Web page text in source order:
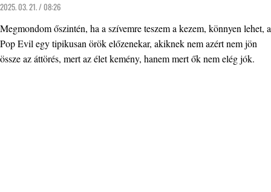
2025. 03. 21. / 08:26
Megmondom őszintén, ha a szívemre teszem a kezem, könnyen lehet, a
Pop Evil egy tipikusan örök előzenekar, akiknek nem azért nem jön
össze az áttörés, mert az élet kemény, hanem mert ők nem elég jók.